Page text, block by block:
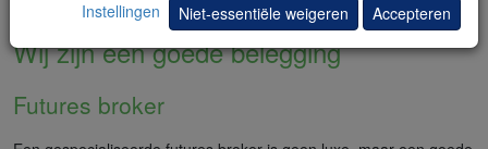
Wij zijn een goede belegging
Futures broker
Instellingen
Niet-essentiële weigeren Accepteren